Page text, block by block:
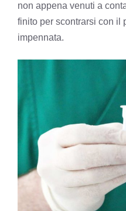
non appena venuti a
finito per scontrarsi con il
impennata.